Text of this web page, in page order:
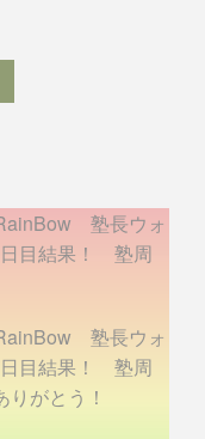
塾長ウォ
目結果！ 塾周
塾長ウォ
目結果！ 塾周
がとう！